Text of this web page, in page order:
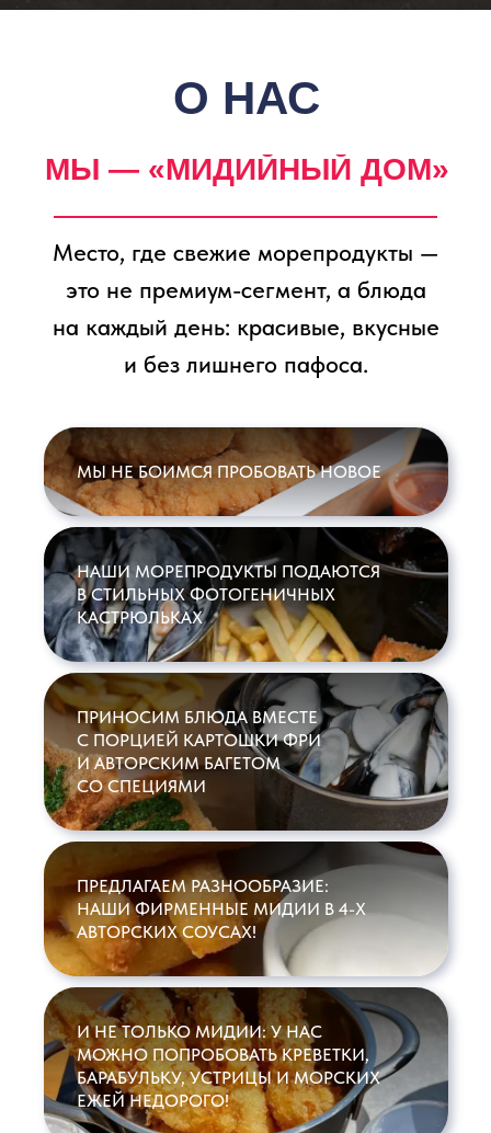
МЫ НЕ БОИМСЯ ПРОБОВАТЬ НОВОЕ
НАШИ МОРЕПРОДУКТЫ ПОДАЮТСЯ
В СТИЛЬНЫХ ФОТОГЕНИЧНЫХ
КАСТРЮЛЬКАХ
ПРИНОСИМ БЛЮДА ВМЕСТЕ
С ПОРЦИЕЙ КАРТОШКИ ФРИ
И АВТОРСКИМ БАГЕТОМ
СО СПЕЦИЯМИ
ПРЕДЛАГАЕМ РАЗНООБРАЗИЕ:
НАШИ ФИРМЕННЫЕ МИДИИ В 4-Х
АВТОРСКИХ СОУСАХ!
И НЕ ТОЛЬКО МИДИИ: У НАС
МОЖНО ПОПРОБОВАТЬ КРЕВЕТКИ,
БАРАБУЛЬКУ, УСТРИЦЫ И МОРСКИХ
ЕЖЕЙ НЕДОРОГО!
СТАТЬ ЧАСТЬЮ КОМАНДЫ
МИДИЙНОГО ДОМА
Море ближе, чем кажется.
Иногда — всего в одном
квартале от дома.
ПОЧЕМУ МЫ
КРУТЫЕ
11 ГОРОДОВ
С 2023 ГОДА НА РЫНКЕ